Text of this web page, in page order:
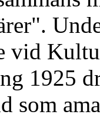
vid
1925
som